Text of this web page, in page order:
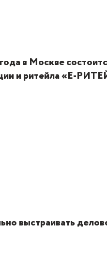
в Москве
и ритейла «Е-
выстраивать